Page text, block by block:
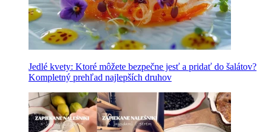
Jedlé kvety: Ktoré môžete bezpečne jesť a pridať do šalátov?
Kompletný prehľad najlepších druhov